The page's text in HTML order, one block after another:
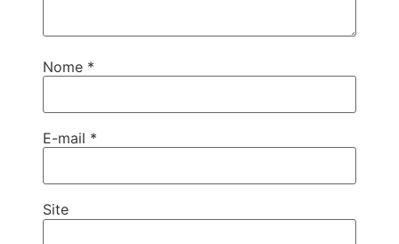
Nome *
E-mail *
Site